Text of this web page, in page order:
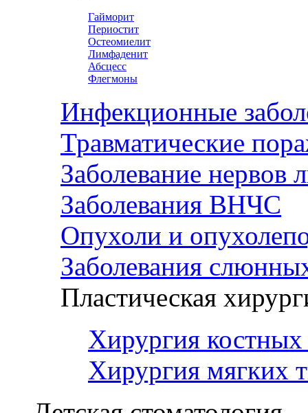
Гайморит
Периостит
Остеомиелит
Лимфаденит
Абсцесс
Флегмоны
Инфекционные
Травматические
Заболевание нервов
Заболевания ВНЧС
Опухоли и
Заболевания
Пластическая
Хирургия костных
Хирургия мягких